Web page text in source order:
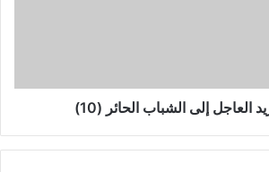
العاجل إلى الشباب الحائر (10)